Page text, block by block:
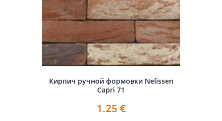
Кирпич ручной формовки Nelissen
Capri 71
1.25 €